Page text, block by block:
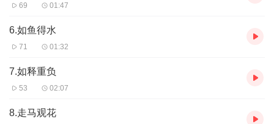
69 01:47
6.如鱼得水
71 01:32
7.如释重负
53 02:07
8.走马观花